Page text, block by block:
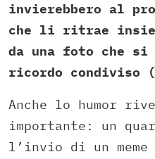
invierebbero al
che li ritrae
da una foto che
ricordo condiviso
Anche lo humor
importante: un
l’invio di un